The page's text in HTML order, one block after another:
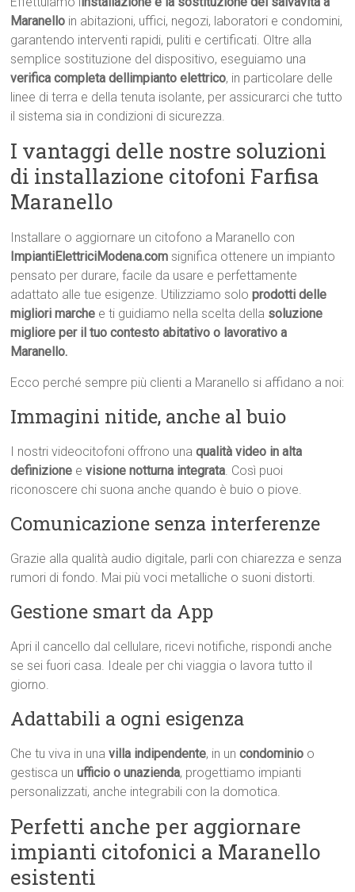
Maranello in abitazioni, uffici, negozi, laboratori e condomini,
garantendo interventi rapidi, puliti e certificati. Oltre alla
semplice sostituzione del dispositivo, eseguiamo una
verifica completa dellimpianto elettrico, in particolare delle
linee di terra e della tenuta isolante, per assicurarci che tutto
il sistema sia in condizioni di sicurezza.
I vantaggi delle nostre soluzioni
di installazione citofoni Farfisa
Maranello
Installare o aggiornare un citofono a Maranello con
ImpiantiElettriciModena.com significa ottenere un impianto
pensato per durare, facile da usare e perfettamente
adattato alle tue esigenze. Utilizziamo soloprodotti delle
migliori marche e ti guidiamo nella scelta della soluzione
migliore per il tuo contesto abitativo o lavorativo a
Maranello.
Ecco perché sempre più clienti a Maranello si affidano a noi:
Immagini nitide, anche al buio
I nostri videocitofoni offrono unaqualità video in alta
definizione evisione notturna integrata. Così puoi
riconoscere chi suona anche quando è buio o piove.
Comunicazione senza interferenze
Grazie alla qualità audio digitale, parli con chiarezza e senza
rumori di fondo. Mai più voci metalliche o suoni distorti.
Gestione smart da App
Apri il cancello dal cellulare, ricevi notifiche, rispondi anche
se sei fuori casa. Ideale per chi viaggia o lavora tutto il
giorno.
Adattabili a ogni esigenza
Che tu viva in unavilla indipendente, in uncondominio o
gestisca unufficio o unazienda, progettiamo impianti
personalizzati, anche integrabili con la domotica.
Perfetti anche per aggiornare
impianti citofonici a Maranello
esistenti